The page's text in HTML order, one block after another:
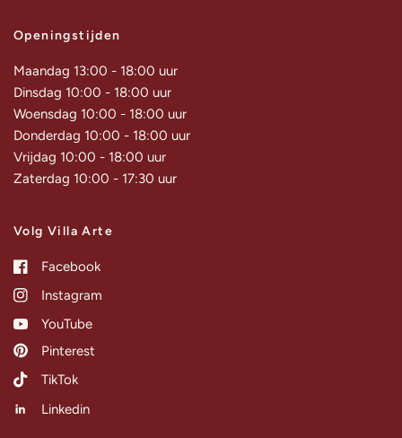
Openingstijden
Maandag 13:00 - 18:00 uur
Dinsdag 10:00 - 18:00 uur
Woensdag 10:00 - 18:00 uur
Donderdag 10:00 - 18:00 uur
Vrijdag 10:00 - 18:00 uur
Zaterdag 10:00 - 17:30 uur
Volg Villa Arte
Facebook
Instagram
YouTube
Pinterest
TikTok
Linkedin